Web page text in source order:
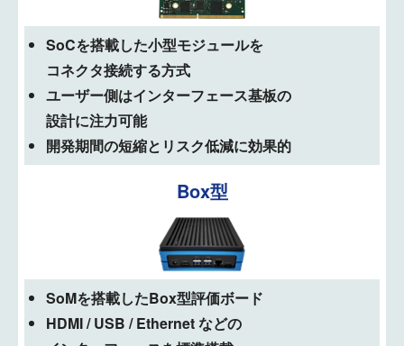
SoCを搭載した小型モジュールを
コネクタ接続する方式
ユーザー側はインターフェース基板の
設計に注力可能
開発期間の短縮とリスク低減に効果的
Box型
SoMを搭載したBox型評価ボード
HDMI / USB / Ethernet などの